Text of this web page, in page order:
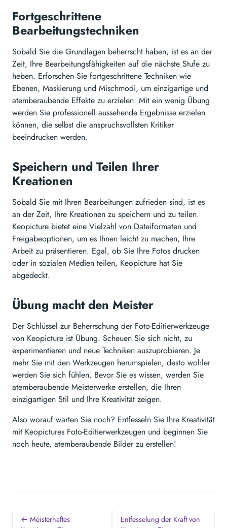
Fortgeschrittene
Bearbeitungstechniken
Sobald Sie die Grundlagen beherrscht haben, ist es an der
Zeit, Ihre Bearbeitungsfähigkeiten auf die nächste Stufe zu
heben. Erforschen Sie fortgeschrittene Techniken wie
Ebenen, Maskierung und Mischmodi, um einzigartige und
atemberaubende Effekte zu erzielen. Mit ein wenig Übung
werden Sie professionell aussehende Ergebnisse erzielen
können, die selbst die anspruchsvollsten Kritiker
beeindrucken werden.
Speichern und Teilen Ihrer
Kreationen
Sobald Sie mit Ihren Bearbeitungen zufrieden sind, ist es
an der Zeit, Ihre Kreationen zu speichern und zu teilen.
Keopicture bietet eine Vielzahl von Dateiformaten und
Freigabeoptionen, um es Ihnen leicht zu machen, Ihre
Arbeit zu präsentieren. Egal, ob Sie Ihre Fotos drucken
oder in sozialen Medien teilen, Keopicture hat Sie
abgedeckt.
Übung macht den Meister
Der Schlüssel zur Beherrschung der Foto-Editierwerkzeuge
von Keopicture ist Übung. Scheuen Sie sich nicht, zu
experimentieren und neue Techniken auszuprobieren. Je
mehr Sie mit den Werkzeugen herumspielen, desto wohler
werden Sie sich fühlen. Bevor Sie es wissen, werden Sie
atemberaubende Meisterwerke erstellen, die Ihren
einzigartigen Stil und Ihre Kreativität zeigen.
Also worauf warten Sie noch? Entfesseln Sie Ihre Kreativität
mit Keopictures Foto-Editierwerkzeugen und beginnen Sie
noch heute, atemberaubende Bilder zu erstellen!
← Meisterhaftes
Entfesselung der Kraft von